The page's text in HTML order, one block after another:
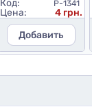
Код: P-1341
Цена:
4 грн.
Добавить